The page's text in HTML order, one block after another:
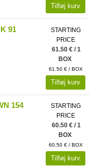
Tilføj kurv
91
STARTING
PRICE
61.50 € / 1
BOX
61.50 € / BOX
Tilføj kurv
154
STARTING
PRICE
60.50 € / 1
BOX
60.50 € / BOX
Tilføj kurv